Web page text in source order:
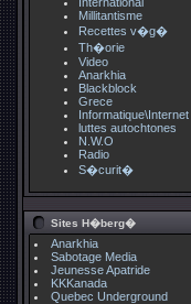
Millitantisme
Recettes v�g�
Th�orie
Video
Anarkhia
Blackblock
Grece
Informatique\Internet
luttes autochtones
N.W.O
Radio
S�curit�
Sites H�berg�
Anarkhia
Sabotage Media
Jeunesse Apatride
KKKanada
Quebec Underground